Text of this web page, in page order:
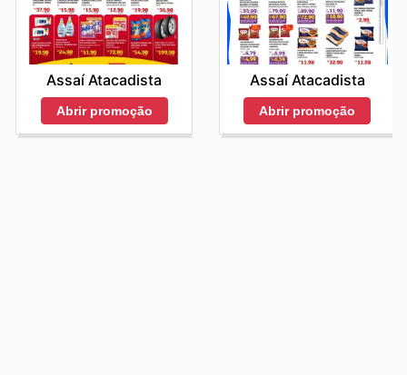
Assaí Atacadista
Abrir promoção
Assaí Atacadista
Abrir promoção